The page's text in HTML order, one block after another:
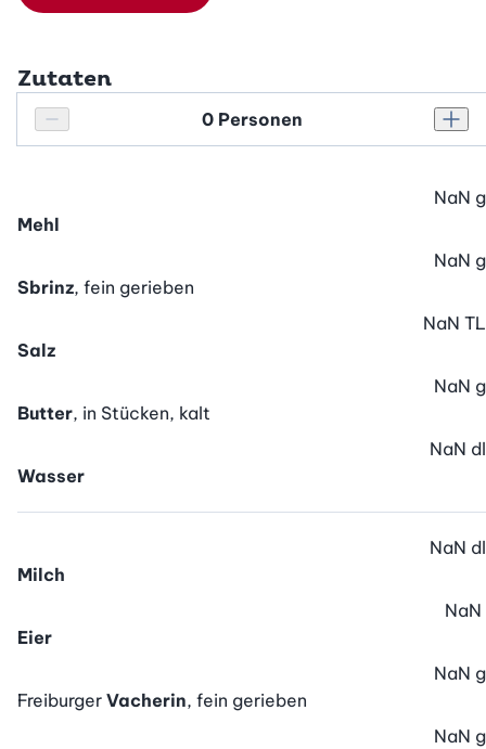
Zutaten
Personenanzahl verringern
Personenanzahl
Mehl
NaN g
Sbrinz, fein gerieben
NaN g
Salz
NaN TL
Butter, in Stücken, kalt
NaN g
Wasser
NaN dl
Milch
NaN dl
Eier
NaN
Freiburger Vacherin, fein gerieben
NaN g
NaN g